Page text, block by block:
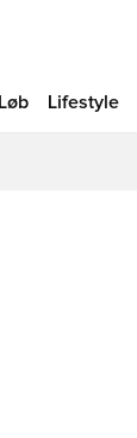
Løb Lifestyle